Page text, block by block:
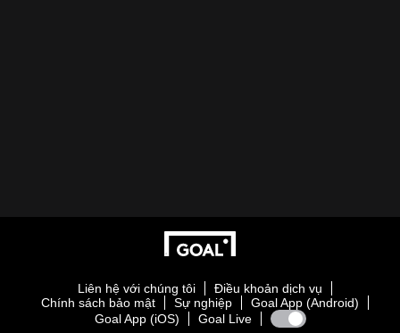
Liên hệ với chúng tôi
Điều khoản dịch vụ
Chính sách bảo mật
Sự nghiệp
Goal App (Android)
Goal App (iOS)
Goal Live